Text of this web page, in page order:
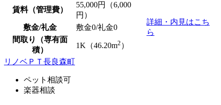
賃料（管理費）
55,000円（6,000
円）
詳細・内見はこち
ら
敷金/礼金 敷金0/礼金0
間取り（専有面
積）
1K（46.20m2 ）
リノベＰＴ長良森町
ペット相談可
楽器相談